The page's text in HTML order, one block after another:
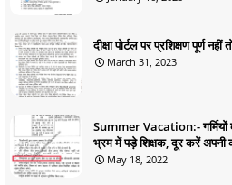
दीक्षा पोर्टल पर प्रशिक्षण पूर्ण नहीं
March 31, 2023
Summer Vacation:- गर्मियों
भ्रम में पड़े शिक्षक, दूर करें अपनी
May 18, 2022